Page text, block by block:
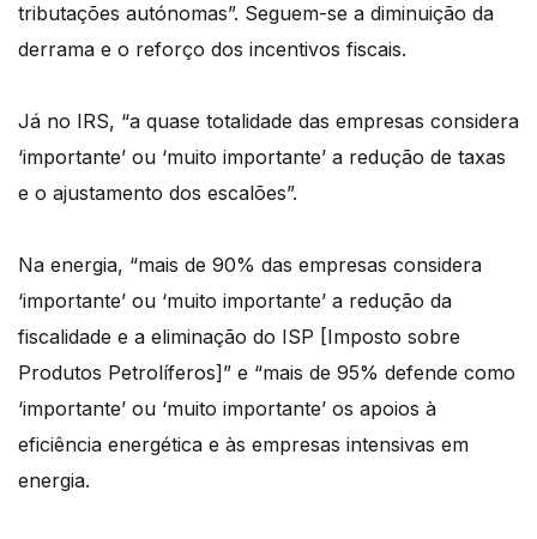
tributações autónomas”. Seguem-se a diminuição da
derrama e o reforço dos incentivos fiscais.
Já no IRS, “a quase totalidade das empresas considera
‘importante’ ou ‘muito importante’ a redução de taxas
e o ajustamento dos escalões”.
Na energia, “mais de 90% das empresas considera
‘importante’ ou ‘muito importante’ a redução da
fiscalidade e a eliminação do ISP [Imposto sobre
Produtos Petrolíferos]” e “mais de 95% defende como
‘importante’ ou ‘muito importante’ os apoios à
eficiência energética e às empresas intensivas em
energia.